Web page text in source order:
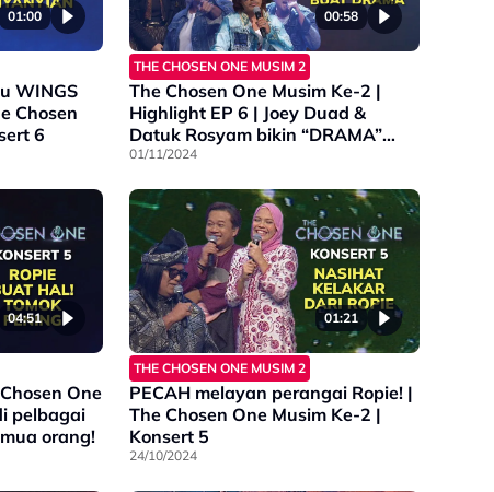
01:00
WINGS
Chosen
6
00:58
THE CHOSEN ONE MUSIM 2
The Chosen One Musim Ke-2 |
Highlight EP 6 | Joey Duad &
Datuk Rosyam bikin “DRAMA”
peningkan Juri!
01/11/2024
04:51
One
pelbagai
orang!
01:21
THE CHOSEN ONE MUSIM 2
PECAH melayan perangai Ropie! |
The Chosen One Musim Ke-2 |
Konsert 5
24/10/2024